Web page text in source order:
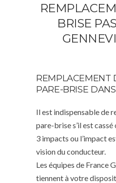
BRISE
REMPLACEMENT
PARE-BRISE
Il est indispensable de
pare-brise s’il est
3 impacts ou l’impact
vision du conducteur.
Les équipes de France
tiennent à votre